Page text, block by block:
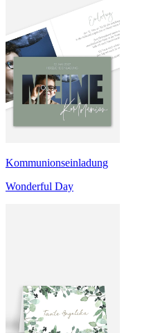
Kommunionseinladung
Wonderful Day